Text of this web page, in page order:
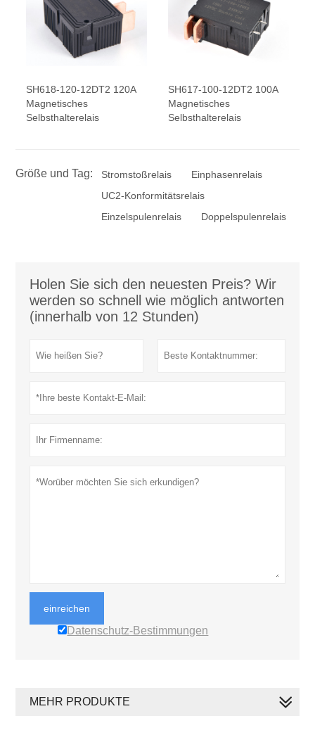
SH618-120-12DT2 120A
Magnetisches
Selbsthalterelais
SH617-100-12DT2 100A
Magnetisches
Selbsthalterelais
Größe und Tag: Stromstoßrelais
Einphasenrelais
UC2-Konformitätsrelais
Einzelspulenrelais
Doppelspulenrelais
Holen Sie sich den neuesten Preis? Wir
werden so schnell wie möglich antworten
(innerhalb von 12 Stunden)
einreichen
Datenschutz-Bestimmungen
MEHR PRODUKTE